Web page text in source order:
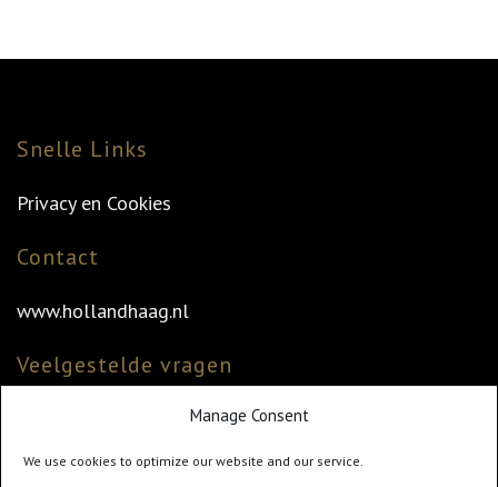
Manage Consent
We use cookies to optimize our website and our service.
Snelle Links
Privacy en Cookies
Contact
www.hollandhaag.nl
Veelgestelde vragen
Veelgestelde vragen